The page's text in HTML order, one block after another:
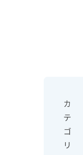
カ
テ
ゴ
リ